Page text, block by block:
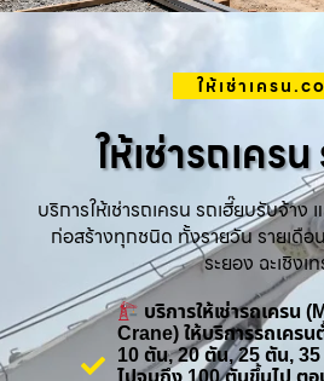
ให้เช่าเครน
ให้เช่ารถเคร
บริการให้เช่ารถเครน รถเฮี๊ยบรับจ้าง
ก่อสร้างทุกชนิด ทั้งรายวัน รายเดื
ระยอง ฉะเชิงเ
บริการให้เช่ารถเครน
Crane) ให้บริการรถเคร
10 ตัน, 20 ตัน, 25 ตัน,